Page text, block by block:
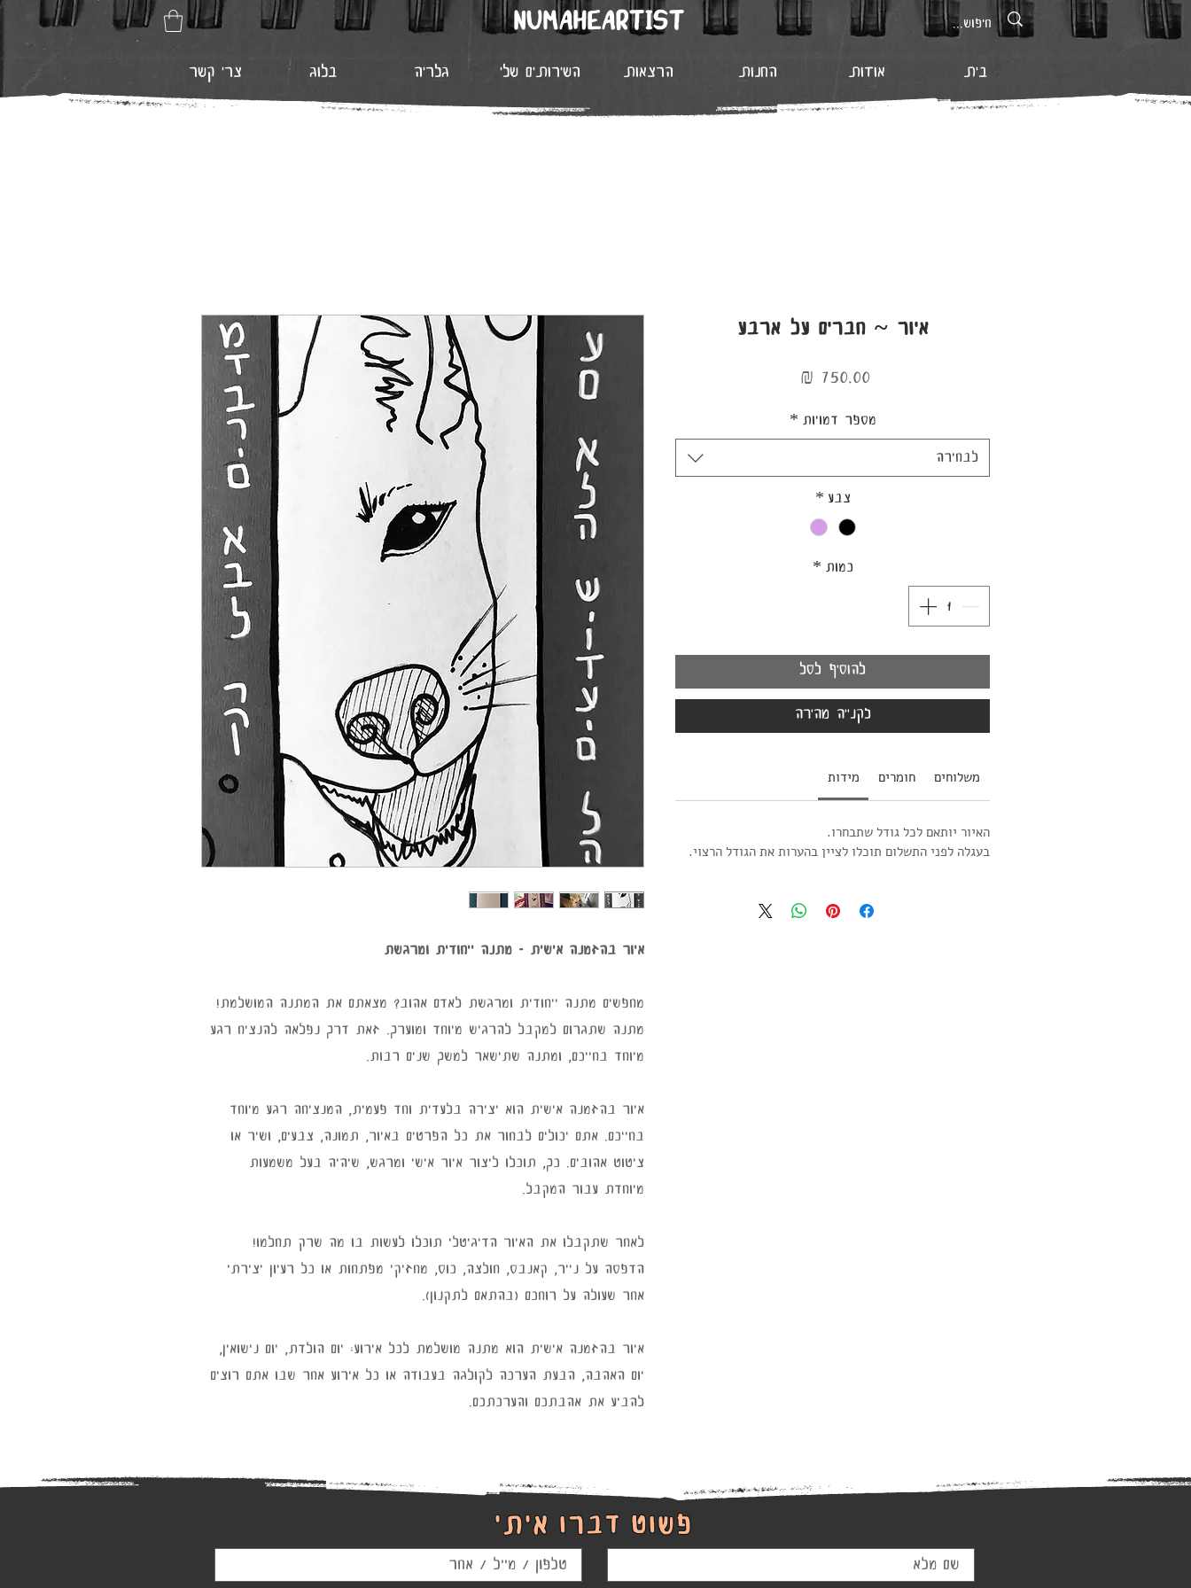
NUMAHEARTIST
בית אודות החנות הרצאות השירותים שלי גלריה בלוג צרי קשר
איור בהזמנה אישית - מתנה ייחודית ומרגשת
מחפשים מתנה ייחודית ומרגשת לאדם אהוב? מצאתם את המתנה המושלמת!
מתנה שתגרום למקבל להרגיש מיוחד ומוערך. זאת דרך נפלאה להנציח רגע
מיוחד בחייכם, ומתנה שתישאר למשך שנים רבות.
איור בהזמנה אישית הוא יצירה בלעדית וחד פעמית, המנציחה רגע מיוחד
בחייכם. אתם יכולים לבחור את כל הפרטים באיור, תמונה, צבעים, ושיר או
ציטוט אהובים. כך, תוכלו ליצור איור אישי ומרגש, שיהיה בעל משמעות
מיוחדת עבור המקבל.
לאחר שתקבלו את האיור הדיגיטלי תוכלו לעשות בו מה שרק תחלמו!
הדפסה על נייר, קאנבס, חולצה, כוס, מחזיקי מפתחות או כל רעיון יצירתי
אחר שעולה על רוחכם (בהתאם לתקנון).
איור בהזמנה אישית הוא מתנה מושלמת לכל אירוע: יום הולדת, יום נישואין,
יום האהבה, הבעת הערכה לקולגה בעבודה או כל אירוע אחר שבו אתם רוצים
להביע את אהבתכם והערכתכם.
איור ~ חברים על ארבע
מספר דמויות *
לבחירה
צבע *
כמות *
להוסיף לסל
לקנייה מהירה
מידות חומרים משלוחים
האיור יותאם לכל גודל שתבחרו.
בעגלה לפני התשלום תוכלו לציין בהערות את הגודל הרצוי.
פשוט דברו איתי